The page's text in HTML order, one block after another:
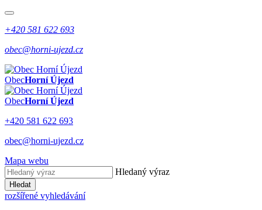
+420 581 622 693
obec@horni-ujezd.cz
ObecHorní Újezd
ObecHorní Újezd
+420 581 622 693
obec@horni-ujezd.cz
Mapa webu
Hledaný výraz
Hledat
rozšířené vyhledávání